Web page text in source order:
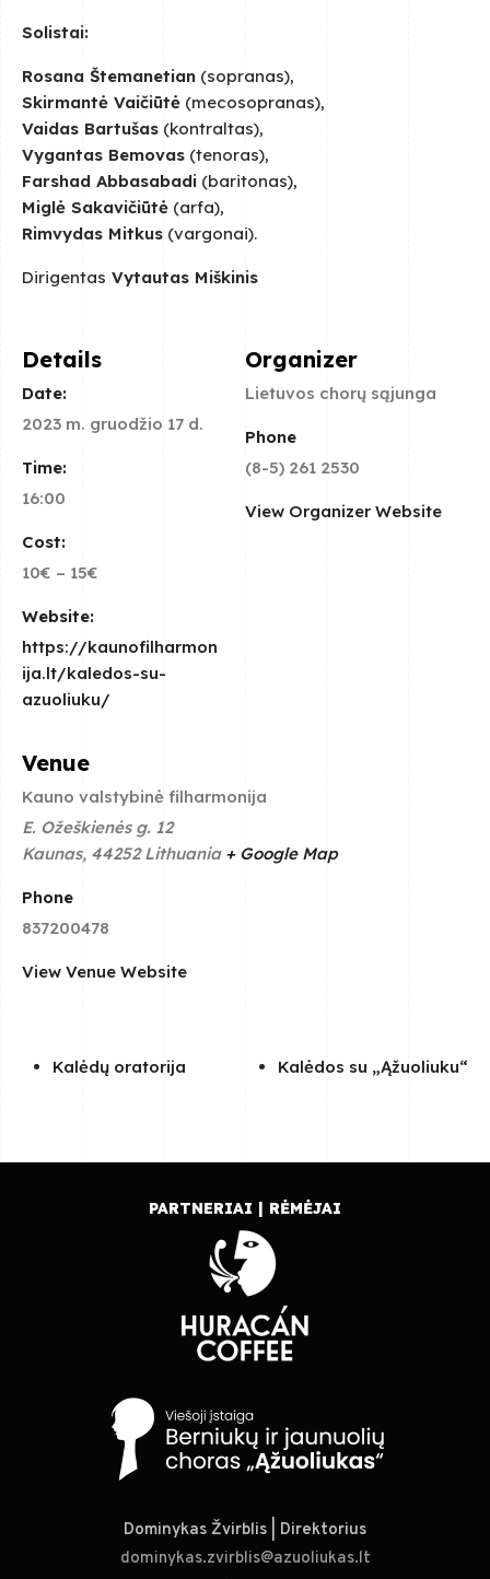
Solistai:
Rosana Štemanetian (sopranas),
Skirmantė Vaičiūtė (mecosopranas),
Vaidas Bartušas (kontraltas),
Vygantas Bemovas (tenoras),
Farshad Abbasabadi (baritonas),
Miglė Sakavičiūtė (arfa),
Rimvydas Mitkus (vargonai).
Dirigentas Vytautas Miškinis
Details
Date:
2023 m. gruodžio 17 d.
Time:
16:00
Cost:
10€ – 15€
Website:
https://kaunofilharmon
ija.lt/kaledos-su-
azuoliuku/
Venue
Kauno valstybinė filharmonija
E. Ožeškienės g. 12
Kaunas, 44252 Lithuania + Google Map
Phone
837200478
View Venue Website
Organizer
Lietuvos chorų sąjunga
Phone
(8-5) 261 2530
View Organizer Website
Kalėdų oratorija Kalėdos su „Ąžuoliuku“
PARTNERIAI | RĖMĖJAI
Dominykas Žvirblis | Direktorius
dominykas.zvirblis@azuoliukas.lt